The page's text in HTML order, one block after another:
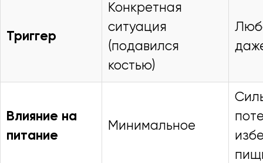
Триггер
Конкретная
ситуация
(подавился
костью)
Влияние на
питание
Минимальное